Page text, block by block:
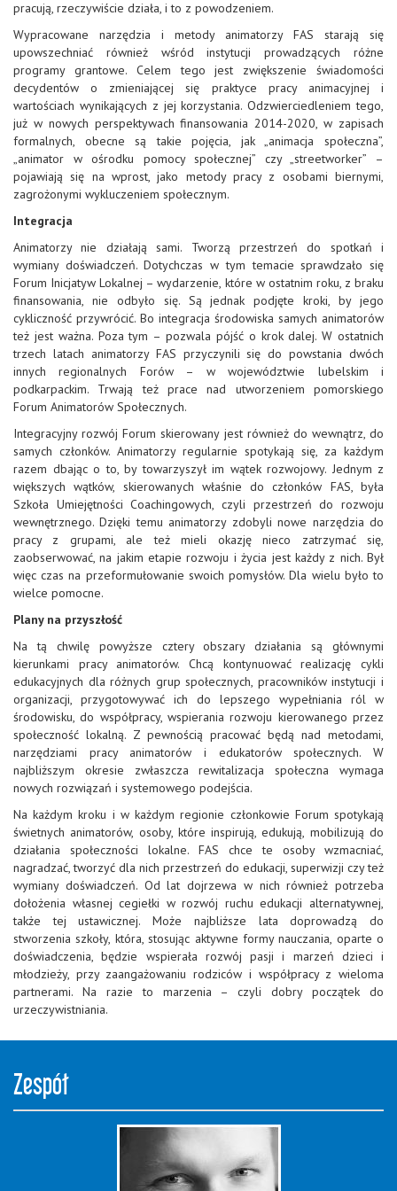
pracują, rzeczywiście działa, i to z powodzeniem.
Wypracowane narzędzia i metody animatorzy FAS starają się
upowszechniać również wśród instytucji prowadzących różne
programy grantowe. Celem tego jest zwiększenie świadomości
decydentów o zmieniającej się praktyce pracy animacyjnej i
wartościach wynikających z jej korzystania. Odzwierciedleniem tego,
już w nowych perspektywach finansowania 2014-2020, w zapisach
formalnych, obecne są takie pojęcia, jak „animacja społeczna”,
„animator w ośrodku pomocy społecznej” czy „streetworker” –
pojawiają się na wprost, jako metody pracy z osobami biernymi,
zagrożonymi wykluczeniem społecznym.
Integracja
Animatorzy nie działają sami. Tworzą przestrzeń do spotkań i
wymiany doświadczeń. Dotychczas w tym temacie sprawdzało się
Forum Inicjatyw Lokalnej – wydarzenie, które w ostatnim roku, z braku
finansowania, nie odbyło się. Są jednak podjęte kroki, by jego
cykliczność przywrócić. Bo integracja środowiska samych animatorów
też jest ważna. Poza tym – pozwala pójść o krok dalej. W ostatnich
trzech latach animatorzy FAS przyczynili się do powstania dwóch
innych regionalnych Forów – w województwie lubelskim i
podkarpackim. Trwają też prace nad utworzeniem pomorskiego
Forum Animatorów Społecznych.
Integracyjny rozwój Forum skierowany jest również do wewnątrz, do
samych członków. Animatorzy regularnie spotykają się, za każdym
razem dbając o to, by towarzyszył im wątek rozwojowy. Jednym z
większych wątków, skierowanych właśnie do członków FAS, była
Szkoła Umiejętności Coachingowych, czyli przestrzeń do rozwoju
wewnętrznego. Dzięki temu animatorzy zdobyli nowe narzędzia do
pracy z grupami, ale też mieli okazję nieco zatrzymać się,
zaobserwować, na jakim etapie rozwoju i życia jest każdy z nich. Był
więc czas na przeformułowanie swoich pomysłów. Dla wielu było to
wielce pomocne.
Plany na przyszłość
Na tą chwilę powyższe cztery obszary działania są głównymi
kierunkami pracy animatorów. Chcą kontynuować realizację cykli
edukacyjnych dla różnych grup społecznych, pracowników instytucji i
organizacji, przygotowywać ich do lepszego wypełniania ról w
środowisku, do współpracy, wspierania rozwoju kierowanego przez
społeczność lokalną. Z pewnością pracować będą nad metodami,
narzędziami pracy animatorów i edukatorów społecznych. W
najbliższym okresie zwłaszcza rewitalizacja społeczna wymaga
nowych rozwiązań i systemowego podejścia.
Na każdym kroku i w każdym regionie członkowie Forum spotykają
świetnych animatorów, osoby, które inspirują, edukują, mobilizują do
działania społeczności lokalne. FAS chce te osoby wzmacniać,
nagradzać, tworzyć dla nich przestrzeń do edukacji, superwizji czy też
wymiany doświadczeń. Od lat dojrzewa w nich również potrzeba
dołożenia własnej cegiełki w rozwój ruchu edukacji alternatywnej,
także tej ustawicznej. Może najbliższe lata doprowadzą do
stworzenia szkoły, która, stosując aktywne formy nauczania, oparte o
doświadczenia, będzie wspierała rozwój pasji i marzeń dzieci i
młodzieży, przy zaangażowaniu rodziców i współpracy z wieloma
partnerami. Na razie to marzenia – czyli dobry początek do
urzeczywistniania.
Zespół